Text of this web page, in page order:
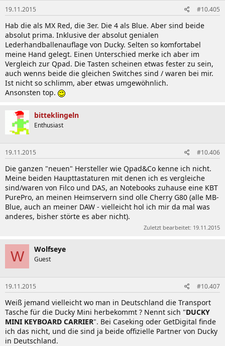
19.11.2015 #10.405
Hab die als MX Red, die 3er. Die 4 als Blue. Aber sind beide
absolut prima. Inklusive der absolut genialen
Lederhandballenauflage von Ducky. Selten so komfortabel
meine Hand gelegt. Einen Unterschied merke ich aber im
Vergleich zur Qpad. Die Tasten scheinen etwas fester zu sein,
auch wenns beide die gleichen Switches sind / waren bei mir.
Ist nicht so schlimm, aber etwas umgewöhnlich.
Ansonsten top.
bitteklingeln
Enthusiast
19.11.2015 #10.406
Die ganzen "neuen" Hersteller wie Qpad&Co kenne ich nicht.
Meine beiden Haupttastaturen mit denen ich es vergleiche
sind/waren von Filco und DAS, an Notebooks zuhause eine KBT
PurePro, an meinen Heimservern sind olle Cherry G80 (alle MB-
Blue, auch an meiner DAW - vielleicht hol ich mir da mal was
anderes, bisher störte es aber nicht).
Zuletzt bearbeitet: 19.11.2015
W Wolfseye
Guest
19.11.2015 #10.407
Weiß jemand vielleicht wo man in Deutschland die Transport
Tasche für die Ducky Mini herbekommt ? Nennt sich "DUCKY
MINI KEYBOARD CARRIER". Bei Caseking oder GetDigital finde
ich das nicht, und die sind ja beide offizielle Partner von Ducky
in Deutschland.